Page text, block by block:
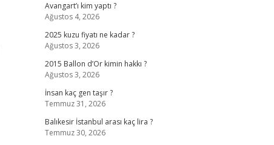
Avangart’ı kim yaptı ?
Ağustos 4, 2026
2025 kuzu fiyatı ne kadar ?
Ağustos 3, 2026
2015 Ballon d’Or kimin hakkı ?
Ağustos 3, 2026
İnsan kaç gen taşır ?
Temmuz 31, 2026
Balıkesir İstanbul arası kaç lira ?
Temmuz 30, 2026